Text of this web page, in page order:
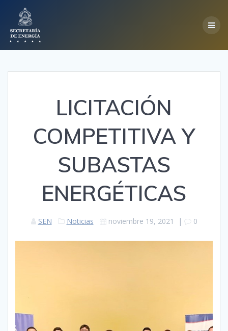
LICITACIÓN
COMPETITIVA Y
SUBASTAS
ENERGÉTICAS
SEN Noticias noviembre 19, 2021 | 0